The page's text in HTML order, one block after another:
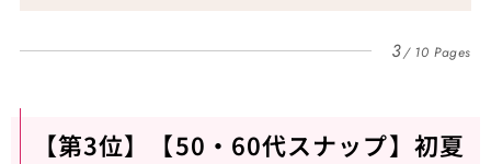
3 10 Pages
【第3位】【50・60代スナップ】初夏